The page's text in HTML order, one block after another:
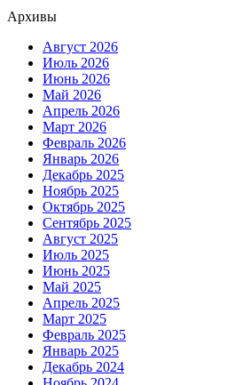
Архивы
Август 2026
Июль 2026
Июнь 2026
Май 2026
Апрель 2026
Март 2026
Февраль 2026
Январь 2026
Декабрь 2025
Ноябрь 2025
Октябрь 2025
Сентябрь 2025
Август 2025
Июль 2025
Июнь 2025
Май 2025
Апрель 2025
Март 2025
Февраль 2025
Январь 2025
Декабрь 2024